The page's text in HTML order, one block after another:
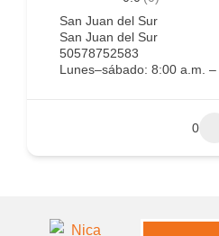
San Juan del Sur
San Juan del Sur
50578752583
Lunes–sábado: 8:00 a.m.
0